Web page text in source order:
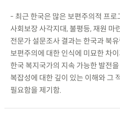
- 최근 한국은 많은 보편주의적 프
사회보장 사각지대, 불평등, 재원 마
전문가 설문조사 결과는 한국과 북
보편주의에 대한 인식에 미묘한 차
한국 복지국가의 지속 가능한 발전
복잡성에 대한 깊이 있는 이해와 그
필요함을 제기함.